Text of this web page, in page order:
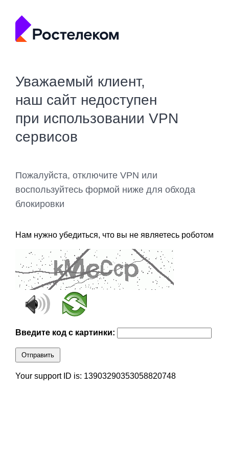
Уважаемый клиент,
наш сайт недоступен
при использовании VPN
сервисов
Пожалуйста, отключите VPN или
воспользуйтесь формой ниже для обхода
блокировки
Нам нужно убедиться, что вы не являетесь роботом
Введите код с картинки:
Отправить
Your support ID is: 13903290353058820748